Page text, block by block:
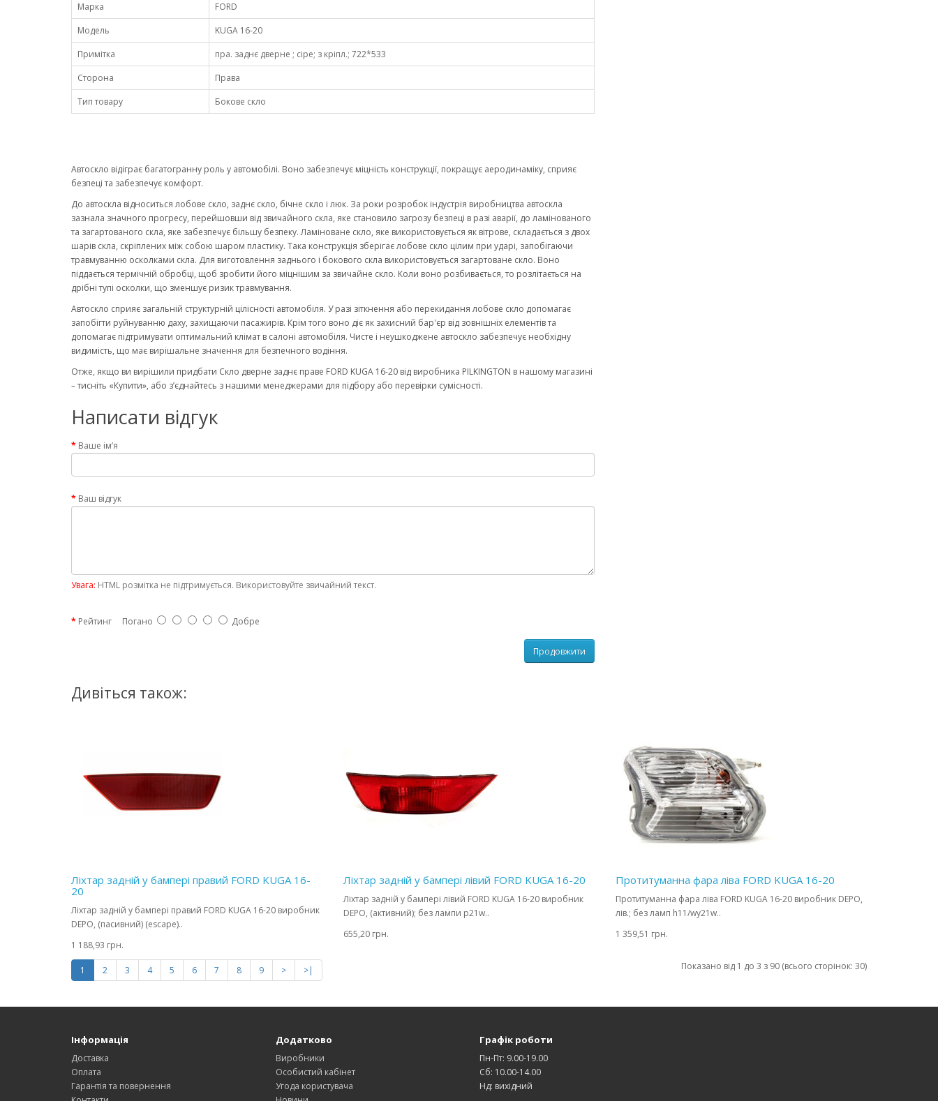
Марка
FORD
Модель
KUGA 16-20
Примітка
пра. заднє дверне ; сіре; з кріпл.; 722*533
Сторона
Права
Тип товару
Бокове скло
Автоскло відіграє багатогранну роль у автомобілі. Воно забезпечує міцність конструкції, покращує аеродинаміку, сприяє
безпеці та забезпечує комфорт.
До автоскла відноситься лобове скло, заднє скло, бічне скло і люк. За роки розробок індустрія виробництва автоскла
зазнала значного прогресу, перейшовши від звичайного скла, яке становило загрозу безпеці в разі аварії, до ламінованого
та загартованого скла, яке забезпечує більшу безпеку. Ламіноване скло, яке використовується як вітрове, складається з двох
шарів скла, скріплених між собою шаром пластику. Така конструкція зберігає лобове скло цілим при ударі, запобігаючи
травмуванню осколками скла. Для виготовлення заднього і бокового скла використовується загартоване скло. Воно
піддається термічній обробці, щоб зробити його міцнішим за звичайне скло. Коли воно розбивається, то розлітається на
дрібні тупі осколки, що зменшує ризик травмування.
Автоскло сприяє загальній структурній цілісності автомобіля. У разі зіткнення або перекидання лобове скло допомагає
запобігти руйнуванню даху, захищаючи пасажирів. Крім того воно діє як захисний бар'єр від зовнішніх елементів та
допомагає підтримувати оптимальний клімат в салоні автомобіля. Чисте і неушкоджене автоскло забезпечує необхідну
видимість, що має вирішальне значення для безпечного водіння.
Отже, якщо ви вирішили придбати Скло дверне заднє праве FORD KUGA 16-20 від виробника PILKINGTON в нашому магазині
– тисніть «Купити», або з’єднайтесь з нашими менеджерами для підбору або перевірки сумісності.
Написати відгук
Ваше ім’я
Ваш відгук
Увага: HTML розмітка не підтримується. Використовуйте звичайний текст.
Рейтинг Погано Добре
Продовжити
Дивіться також:
Ліхтар задній у бампері правий FORD KUGA 16-
20
Ліхтар задній у бампері правий FORD KUGA 16-20 виробник
DEPO, (пасивний) (escape)..
1 188,93 грн.
Ліхтар задній у бампері лівий FORD KUGA 16-20
Ліхтар задній у бампері лівий FORD KUGA 16-20 виробник
DEPO, (активний); без лампи p21w..
655,20 грн.
Протитуманна фара ліва FORD KUGA 16-20
Протитуманна фара ліва FORD KUGA 16-20 виробник DEPO,
лів.; без ламп h11/wy21w..
1 359,51 грн.
1 2 3 4 5 6 7 8 9 > >| Показано від 1 до 3 з 90 (всього сторінок: 30)
Інформація
Доставка
Оплата
Гарантія та повернення
Додатково
Виробники
Особистий кабінет
Угода користувача
Графік роботи
Пн-Пт: 9.00-19.00
Сб: 10.00-14.00
Нд: вихідний